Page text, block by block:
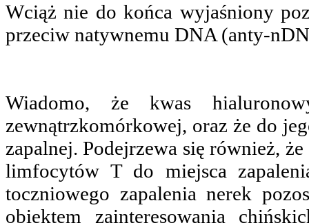
Wciąż nie do końca wyjaśniony
przeciw natywnemu DNA (anty-
Wiadomo, że kwas
zewnątrzkomórkowej, oraz że do
zapalnej. Podejrzewa się również,
limfocytów T do miejsca
toczniowego zapalenia nerek
obiektem zainteresowania